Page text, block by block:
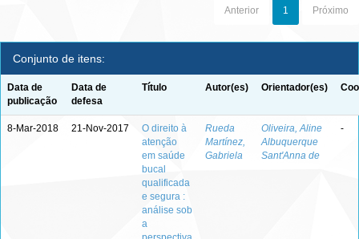
Anterior 1 Próximo
Conjunto de itens:
Data de
publicação
Data de
defesa
Título Autor(es) Orientador(es)
8-Mar-2018 21-Nov-2017
O direito à
atenção
em saúde
bucal
qualificada
e segura :
análise sob
a
Rueda
Martínez,
Gabriela
Oliveira, Aline
Albuquerque
Sant'Anna de
-